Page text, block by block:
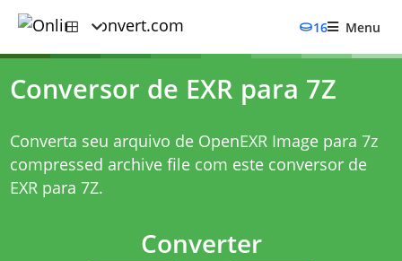
16 Menu
Conversor de EXR para 7Z
Converta seu arquivo de OpenEXR Image para 7z
compressed archive file com este conversor de
EXR para 7Z.
Converter